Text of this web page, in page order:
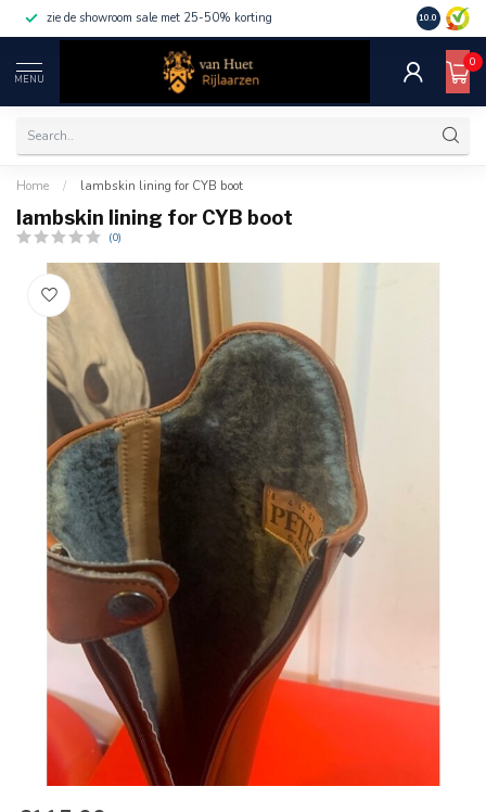
zie de showroom sale met 25-50% korting 10.0
MENU
0
Home / lambskin lining for CYB boot
lambskin lining for CYB boot
(0)